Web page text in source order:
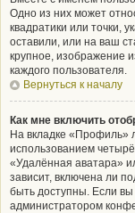
Одно из них может
квадратики или точки,
оставили, или на ваш
крупное, изображение
каждого пользователя.
Вернуться к началу
Как мне включить
На вкладке «Профиль»
использованием
«Удалённая аватара»
зависит, включена ли
быть доступны. Если
администратором